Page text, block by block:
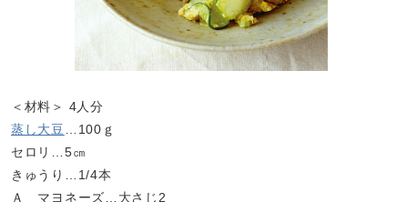
＜材料＞ 4人分
蒸し大豆 …100ｇ
セロリ…5㎝
きゅうり…1/4本
Ａ マヨネーズ…大さじ2